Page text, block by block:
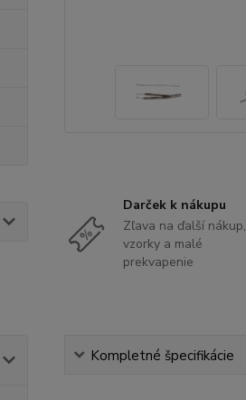
Darček k nákupu
Zľava na ďalší nákup,
vzorky a malé
prekvapenie
Kompletné špecifikácie